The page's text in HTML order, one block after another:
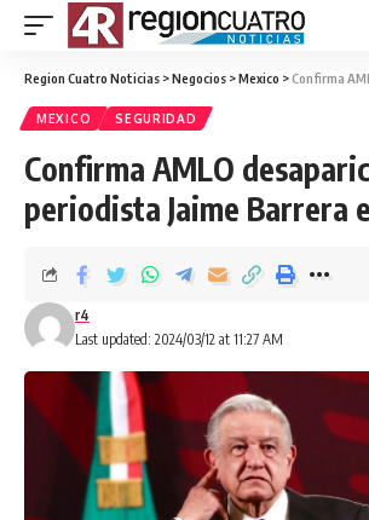
Region Cuatro Noticias >Negocios >Mexico >Confirma AMLO
MEXICO SEGURIDAD
Confirma AMLO
periodista Jaime Barrera
Last updated: 2024/03/12 at 11:27 AM
r4